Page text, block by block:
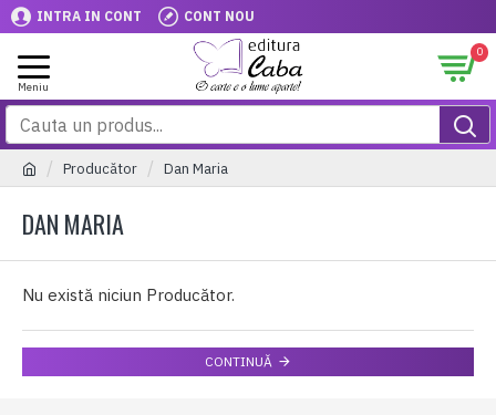
INTRA IN CONT CONT NOU
0
Producător Dan Maria
DAN MARIA
Nu există niciun Producător.
CONTINUĂ